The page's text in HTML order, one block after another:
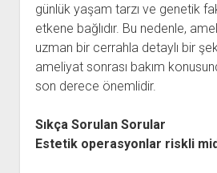
günlük yaşam tarzı ve genetik
etkene bağlıdır. Bu nedenle,
uzman bir cerrahla detaylı bir
ameliyat sonrası bakım
son derece önemlidir.
Sıkça Sorulan Sorular
Estetik operasyonlar riskli